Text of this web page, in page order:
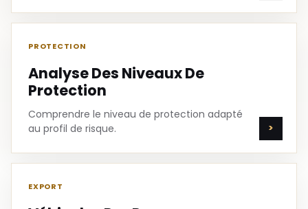
PROTECTION
Analyse Des Niveaux De
Protection
Comprendre le niveau de protection adapté
au profil de risque.
EXPORT